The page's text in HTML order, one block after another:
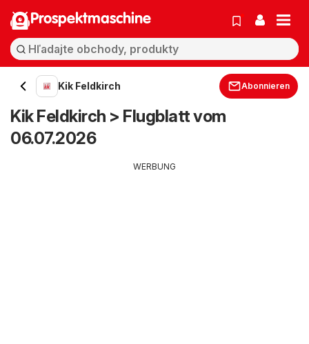
Prospektmaschine
Kik Feldkirch Abonnieren
Kik Feldkirch > Flugblatt vom
06.07.2026
WERBUNG